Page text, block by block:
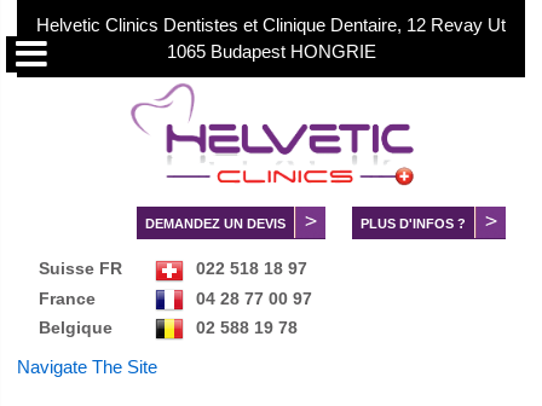
Helvetic Clinics Dentistes et Clinique Dentaire, 12 Revay Ut
1065 Budapest HONGRIE
DEMANDEZ UN DEVIS PLUS D'INFOS ?
Suisse FR
022 518 18 97
France
04 28 77 00 97
Belgique
02 588 19 78
Danmark
Norge
Navigate The Site